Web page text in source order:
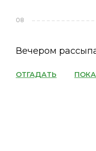
08
Вечером
ОТГАДАТЬ